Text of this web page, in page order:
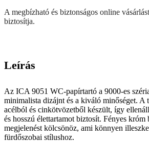
A megbízható és biztonságos online
biztosítja.
Leírás
Az ICA 9051 WC-papírtartó a 9000-es
minimalista dizájnt és a kiváló minőséget. A
acélból és cinkötvözetből készült, így
és hosszú élettartamot biztosít. Fényes króm
megjelenést kölcsönöz, ami könnyen
fürdőszobai stílushoz.